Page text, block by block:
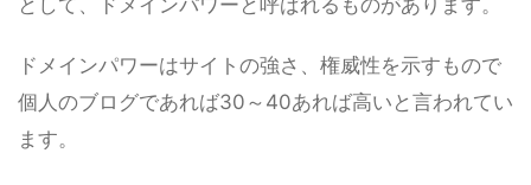
ドメインパワーはサイトの強さ、権威性を示すもので
個人のブログであれば30～40あれば高いと言われてい
ます。